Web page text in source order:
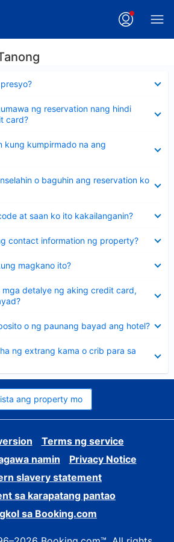
ng reservation nang hindi
card?
kung kumpirmado na ang
o baguhin ang reservation ko
at saan ko ito kakailanganin?
contact information ng property?
magkano ito?
mga detalye ng aking credit card,
o ng paunang bayad ang hotel?
ng extrang kama o crib para sa
ang property mo
Terms ng service
namin
Privacy Notice
slavery statement
sa karapatang pantao
sa Booking.com